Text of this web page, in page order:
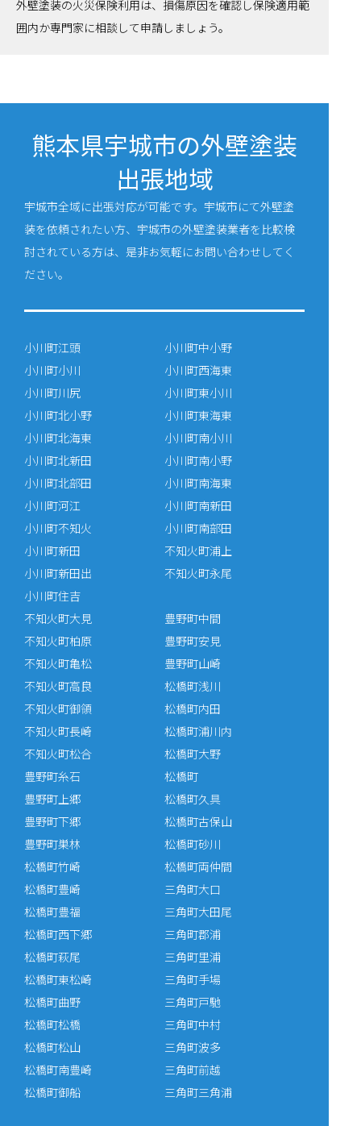
外壁塗装の火災保険利用は、損傷原因を確認し保険適用範
囲内か専門家に相談して申請しましょう。
熊本県宇城市の外壁塗装
出張地域
宇城市全域に出張対応が可能です。宇城市にて外壁塗
装を依頼されたい方、宇城市の外壁塗装業者を比較検
討されている方は、是非お気軽にお問い合わせしてく
ださい。
小川町江頭
小川町小川
小川町川尻
小川町北小野
小川町北海東
小川町北新田
小川町北部田
小川町河江
小川町不知火
小川町新田
小川町新田出
小川町住吉
小川町中小野
小川町西海東
小川町東小川
小川町東海東
小川町南小川
小川町南小野
小川町南海東
小川町南新田
小川町南部田
不知火町浦上
不知火町永尾
不知火町大見
不知火町柏原
不知火町亀松
不知火町高良
不知火町御領
不知火町長崎
不知火町松合
豊野町糸石
豊野町上郷
豊野町下郷
豊野町巣林
豊野町中間
豊野町安見
豊野町山崎
松橋町浅川
松橋町内田
松橋町浦川内
松橋町大野
松橋町
松橋町久具
松橋町古保山
松橋町砂川
松橋町竹崎
松橋町豊崎
松橋町豊福
松橋町西下郷
松橋町萩尾
松橋町東松崎
松橋町曲野
松橋町松橋
松橋町松山
松橋町南豊崎
松橋町御船
松橋町両仲間
三角町大口
三角町大田尾
三角町郡浦
三角町里浦
三角町手場
三角町戸馳
三角町中村
三角町波多
三角町前越
三角町三角浦